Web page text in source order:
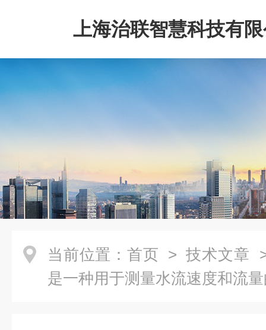
上海治联智慧科技有
当前位置： 首页 > 技术文章
是一种用于测量水流速度和流